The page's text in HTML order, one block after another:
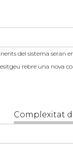
del sistema seran
rebre una nova
Complexitat